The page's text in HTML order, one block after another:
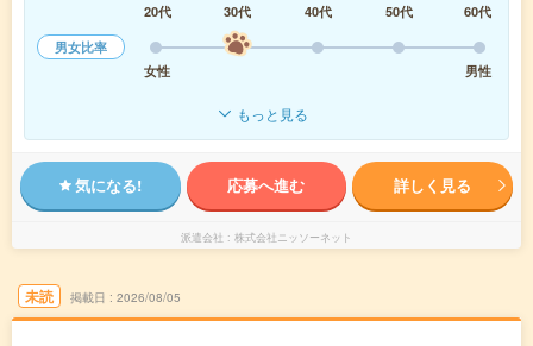
20代
30代 40代 50代
60代
男女比率
女性
男性
もっと見る
気になる! 応募へ進む 詳しく見る
派遣会社 株式会社ニッソーネット
未読 掲載日 2026/08/05